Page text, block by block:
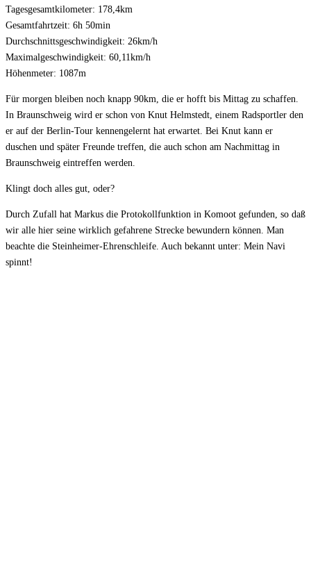
Tagesgesamtkilometer: 178,4km
Gesamtfahrtzeit: 6h 50min
Durchschnittsgeschwindigkeit: 26km/h
Maximalgeschwindigkeit: 60,11km/h
Höhenmeter: 1087m
Für morgen bleiben noch knapp 90km, die er hofft bis Mittag zu schaffen.
In Braunschweig wird er schon von Knut Helmstedt, einem Radsportler den
er auf der Berlin-Tour kennengelernt hat erwartet. Bei Knut kann er
duschen und später Freunde treffen, die auch schon am Nachmittag in
Braunschweig eintreffen werden.
Klingt doch alles gut, oder?
Durch Zufall hat Markus die Protokollfunktion in Komoot gefunden, so daß
wir alle hier seine wirklich gefahrene Strecke bewundern können. Man
beachte die Steinheimer-Ehrenschleife. Auch bekannt unter: Mein Navi
spinnt!